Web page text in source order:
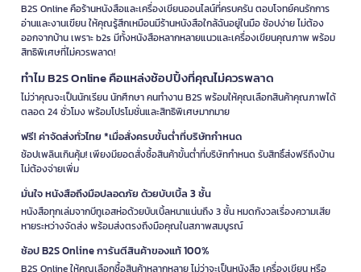
B2S Online คือร้านหนังสือและเครื่องเขียนออนไลน์ที่ครบครัน ตอบโจทย์คนรักการ
อ่านและงานเขียน ให้คุณรู้สึกเหมือนมีร้านหนังสือใกล้ฉันอยู่ในมือ ช้อปง่าย ไม่ต้อง
ออกจากบ้าน เพราะ b2s มีทั้งหนังสือหลากหลายแนวและเครื่องเขียนคุณภาพ พร้อม
สิทธิพิเศษที่ไม่ควรพลาด!
ทำไม B2S Online คือแหล่งช้อปปิ้งที่คุณไม่ควรพลาด
ไม่ว่าคุณจะเป็นนักเรียน นักศึกษา คนทำงาน B2S พร้อมให้คุณเลือกสินค้าคุณภาพได้
ตลอด 24 ชั่วโมง พร้อมโปรโมชั่นและสิทธิพิเศษมากมาย
ฟรี! ค่าจัดส่งทั่วไทย *เมื่อสั่งครบขั้นต่ำที่บริษัทกำหนด
ช้อปเพลินเกินคุ้ม! เพียงมียอดสั่งซื้อสินค้าขั้นต่ำที่บริษัทกำหนด รับสิทธิ์ส่งฟรีถึงบ้าน
ไม่ต้องจ่ายเพิ่ม
มั่นใจ หนังสือถึงมือปลอดภัย ด้วยบับเบิ้ล 3 ชั้น
หนังสือทุกเล่มจากบีทูเอสห่อด้วยบับเบิ้ลหนาแน่นถึง 3 ชั้น หมดกังวลเรื่องความเสีย
หายระหว่างจัดส่ง พร้อมส่งตรงถึงมือคุณในสภาพสมบูรณ์
ช้อป B2S Online การันตีสินค้าของแท้ 100%
B2S Online ให้คุณเลือกซื้อสินค้าหลากหลาย ไม่ว่าจะเป็นหนังสือ เครื่องเขียน หรือ